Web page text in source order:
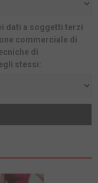
dati a soggetti terzi
commerciale di
di
stessi: